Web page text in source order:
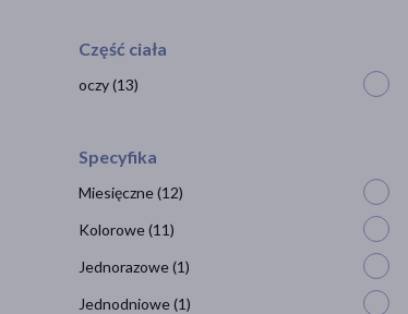
Część ciała
oczy(13)
Specyfika
Miesięczne(12)
Kolorowe(11)
Jednorazowe(1)
Jednodniowe(1)